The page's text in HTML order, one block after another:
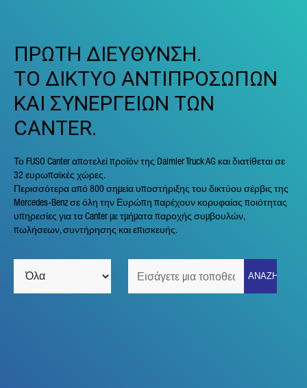
ΠΡΩΤΗ ΔΙΕΥΘΥΝΣΗ.
ΤΟ ΔΙΚΤΥΟ ΑΝΤΙΠΡΟΣΩΠΩΝ
ΚΑΙ ΣΥΝΕΡΓΕΙΩΝ ΤΩΝ
CANTER.
Το FUSO Canter αποτελεί προϊόν της Daimler Truck AG και διατίθεται σε
32 ευρωπαϊκές χώρες.
Περισσότερα από 800 σημεία υποστήριξης του δικτύου σέρβις της
Mercedes-Benz σε όλη την Ευρώπη παρέχουν κορυφαίας ποιότητας
υπηρεσίες για τα Canter με τμήματα παροχής συμβουλών,
πωλήσεων, συντήρησης και επισκευής.